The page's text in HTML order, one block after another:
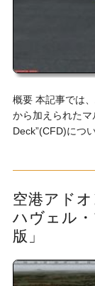
概要 本記事では
から加えられた
Deck”(CFD)につ
空港アド
ハヴェル
版」